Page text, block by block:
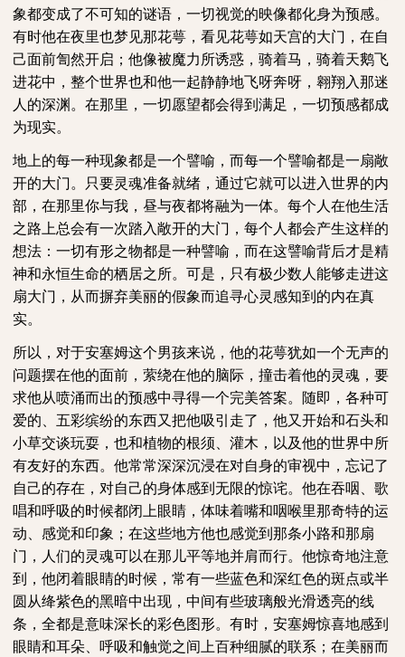
象都变成了不可知的谜语，一切视觉的映像都化身为预感。
有时他在夜里也梦见那花萼，看见花萼如天宫的大门，在自
己面前訇然开启；他像被魔力所诱惑，骑着马，骑着天鹅飞
进花中，整个世界也和他一起静静地飞呀奔呀，翱翔入那迷
人的深渊。在那里，一切愿望都会得到满足，一切预感都成
为现实。
地上的每一种现象都是一个譬喻，而每一个譬喻都是一扇敞
开的大门。只要灵魂准备就绪，通过它就可以进入世界的内
部，在那里你与我，昼与夜都将融为一体。每个人在他生活
之路上总会有一次踏入敞开的大门，每个人都会产生这样的
想法：一切有形之物都是一种譬喻，而在这譬喻背后才是精
神和永恒生命的栖居之所。可是，只有极少数人能够走进这
扇大门，从而摒弃美丽的假象而追寻心灵感知到的内在真
实。
所以，对于安塞姆这个男孩来说，他的花萼犹如一个无声的
问题摆在他的面前，萦绕在他的脑际，撞击着他的灵魂，要
求他从喷涌而出的预感中寻得一个完美答案。随即，各种可
爱的、五彩缤纷的东西又把他吸引走了，他又开始和石头和
小草交谈玩耍，也和植物的根须、灌木，以及他的世界中所
有友好的东西。他常常深深沉浸在对自身的审视中，忘记了
自己的存在，对自己的身体感到无限的惊诧。他在吞咽、歌
唱和呼吸的时候都闭上眼睛，体味着嘴和咽喉里那奇特的运
动、感觉和印象；在这些地方他也感觉到那条小路和那扇
门，人们的灵魂可以在那儿平等地并肩而行。他惊奇地注意
到，他闭着眼睛的时候，常有一些蓝色和深红色的斑点或半
圆从绛紫色的黑暗中出现，中间有些玻璃般光滑透亮的线
条，全都是意味深长的彩色图形。有时，安塞姆惊喜地感到
眼睛和耳朵、呼吸和触觉之间上百种细腻的联系；在美丽而